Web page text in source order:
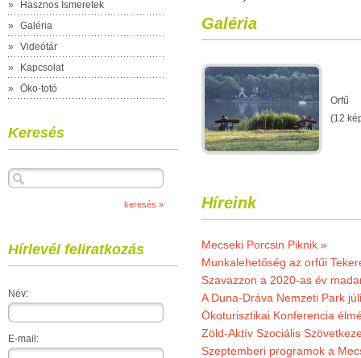
»
Hasznos Ismeretek
»
Galéria
»
Videótár
»
Kapcsolat
»
Öko-totó
Keresés
Hírlevél feliratkozás
Név:
E-mail:
Galéria
Orfű
(12
Híreink
Mecseki Porcsin Piknik »
Munkalehetőség az orfűi
Szavazzon a 2020-as év
A Duna-Dráva Nemzeti Park
Ökoturisztikai Konferencia
Zöld-Aktív Szociális
Szeptemberi programok a